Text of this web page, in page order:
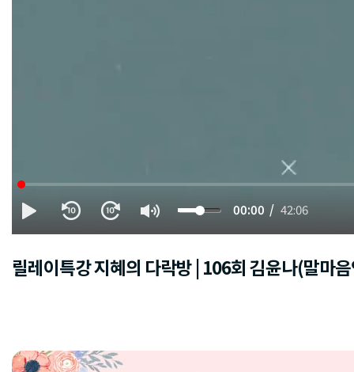
00:00 42:06
릴레이특강 지혜의 다락방 | 106회 김윤나(말마